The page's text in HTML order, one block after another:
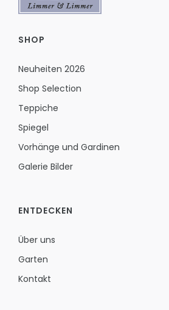
SHOP
Neuheiten 2026
Shop Selection
Teppiche
Spiegel
Vorhänge und Gardinen
Galerie Bilder
ENTDECKEN
Über uns
Garten
Kontakt